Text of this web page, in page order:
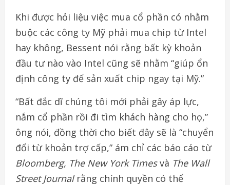
Khi được hỏi liệu việc mua cổ phần có nhằm
buộc các công ty Mỹ phải mua chip từ Intel
hay không, Bessent nói rằng bất kỳ khoản
đầu tư nào vào Intel cũng sẽ nhằm “giúp ổn
định công ty để sản xuất chip ngay tại Mỹ.”
“Bất đắc dĩ chúng tôi mới phải gây áp lực,
nắm cổ phần rồi đi tìm khách hàng cho họ,”
ông nói, đồng thời cho biết đây sẽ là “chuyển
đổi từ khoản trợ cấp,” ám chỉ các báo cáo từ
Bloomberg, The New York Timesvà The Wall
Street Journalrằng chính quyền có thể